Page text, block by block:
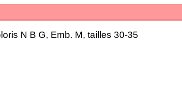
N B G, Emb. M, tailles 30-35